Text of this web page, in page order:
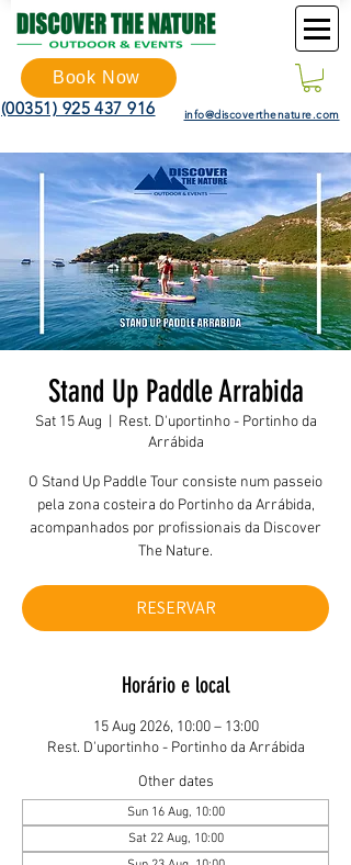
Book Now
(00351) 925 437 916 info@discoverthenature.com
Stand Up Paddle Arrabida
Sat 15 Aug
Rest. D'uportinho - Portinho da
Arrábida
O Stand Up Paddle Tour consiste num passeio
pela zona costeira do Portinho da Arrábida,
acompanhados por profissionais da Discover
The Nature.
RESERVAR
Horário e local
15 Aug 2026, 10:00 – 13:00
Rest. D'uportinho - Portinho da Arrábida
Other dates
Sun 16 Aug, 10:00
Sat 22 Aug, 10:00